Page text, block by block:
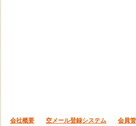
会社概要 空メール登録システム
会員